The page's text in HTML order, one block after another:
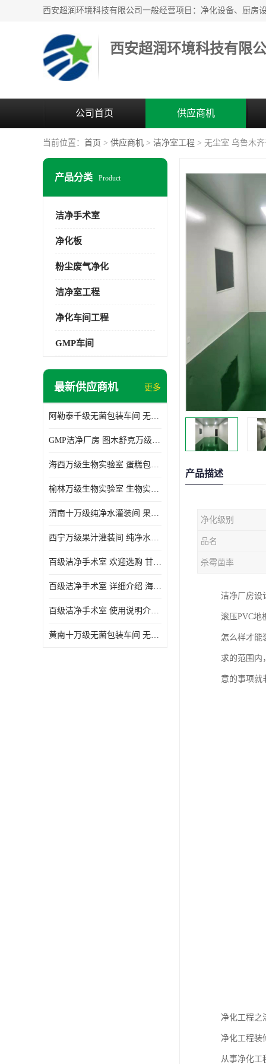
西安超润环境科技有限
公司首页 供应商机
当前位置： 首页 > 供应商机 > 洁净室工程 > 无尘室 乌鲁木
产品分类 Product
洁净手术室
净化板
粉尘废气净化
洁净室工程
净化车间工程
GMP车间
最新供应商机 更多
阿勒泰千级无菌包装车间 无尘车间 欢迎选购
GMP洁净厂房 图木舒克万级GMP洁净厂房价格
海西万级生物实验室 蛋糕包装间 为环保助力
榆林万级生物实验室 生物实验室 欢迎选购
渭南十万级纯净水灌装间 果汁灌装间 使用说明介绍
西宁万级果汁灌装间 纯净水灌装间 详细介绍
百级洁净手术室 欢迎选购 甘肃百级洁净手术室报价表
百级洁净手术室 详细介绍 海东百级洁净手术室报价单
百级洁净手术室 使用说明介绍 青海百级洁净手术室电话
黄南十万级无菌包装车间 无菌室 使用说明介绍
产品描述
净化级别
品名
杀霉菌率
洁净厂房设
滚压PVC地
怎么样才能
求的范围内
意的事项就
净化工程之
净化工程装
从事净化工